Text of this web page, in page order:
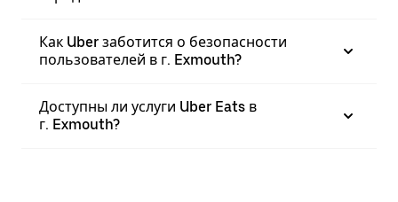
Как Uber заботится о безопасности
пользователей в г. Exmouth?
Доступны ли услуги Uber Eats в
г. Exmouth?